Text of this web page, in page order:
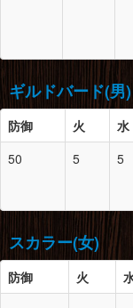
腕
9 0
腰
9 0
脚
0
頭
10 1
胴
0
腰
- 0
脚
10 1
ギルドバード(男)
防御 火 水
50
5 5
頭
10 1
胴
10 1
スカラー(女)
防御 火
防御 ス